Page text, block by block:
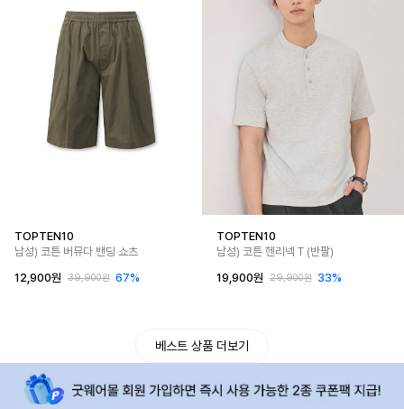
TOPTEN10
남성) 코튼 버뮤다 밴딩 쇼츠
12,900원
39,900원 67%
TOPTEN10
남성) 코튼 헨리넥 T (반팔)
19,900원
29,900원 33%
베스트 상품 더보기